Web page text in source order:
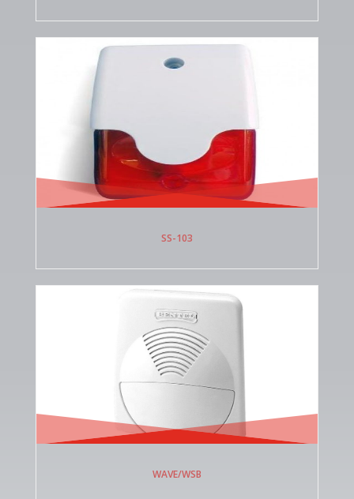
SS-103
WAVE/WSB